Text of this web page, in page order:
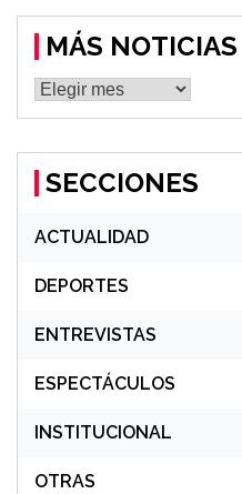
MÁS NOTICIAS
MÁS
NOTICIAS
SECCIONES
ACTUALIDAD
DEPORTES
ENTREVISTAS
ESPECTÁCULOS
INSTITUCIONAL
OTRAS